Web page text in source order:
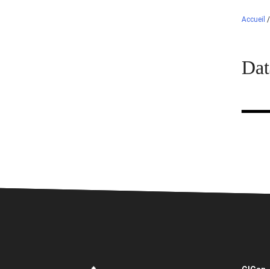
Accueil /